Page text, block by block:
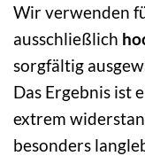
Wir verwenden
ausschließlich
sorgfältig
Das Ergebnis ist
extrem
besonders